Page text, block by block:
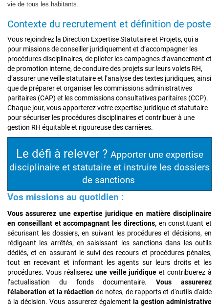
vie de tous les habitants.
Contexte du recrutement et définition de poste
Vous rejoindrez la Direction Expertise Statutaire et Projets, qui a
pour missions de conseiller juridiquement et d’accompagner les
procédures disciplinaires, de piloter les campagnes d’avancement et
de promotion interne, de conduire des projets sur leurs volets RH,
d’assurer une veille statutaire et l’analyse des textes juridiques, ainsi
que de préparer et organiser les commissions administratives
paritaires (CAP) et les commissions consultatives paritaires (CCP).
Chaque jour, vous apporterez votre expertise juridique et statutaire
pour sécuriser les procédures disciplinaires et contribuer à une
gestion RH équitable et rigoureuse des carrières.
Le défi à relever ? Apporter une expertise
disciplinaire et statutaire et instruire les dossiers
de sanctions
Vos missions au quotidien :
Vous assurerez une expertise juridique en matière disciplinaire
en conseillant et accompagnant les directions,en constituant et
sécurisant les dossiers, en suivant les procédures et décisions, en
rédigeant les arrêtés, en saisissant les sanctions dans les outils
dédiés, et en assurant le suivi des recours et procédures pénales,
tout en recevant et informant les agents sur leurs droits et les
procédures. Vous réaliserezune veille juridique et contribuerez à
l’actualisation du fonds documentaire.Vous assurerez
l'élaboration et la rédactionde notes, de rapports et d'outils d'aide
à la décision. Vous assurerez également la gestion administrative